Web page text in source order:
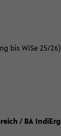
bis WiSe 25/26)
/ BA IndiErg